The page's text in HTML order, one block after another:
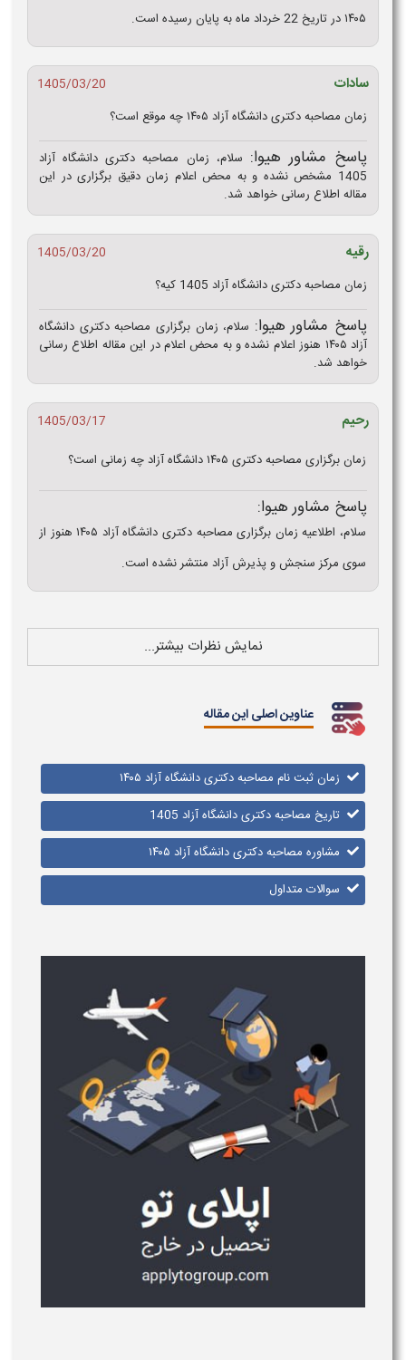
۱۴۰۵ در تاریخ 22 خرداد ماه به پایان رسیده است.
سادات
1405/03/20
زمان مصاحبه دکتری دانشگاه آزاد ۱۴۰۵ چه موقع است؟
پاسخ مشاور هیوا: سلام، زمان مصاحبه دکتری دانشگاه آزاد
1405 مشخص نشده و به محض اعلام زمان دقیق برگزاری در این
مقاله اطلاع رسانی خواهد شد.
رقیه
1405/03/20
زمان مصاحبه دکتری دانشگاه آزاد 1405 کیه؟
پاسخ مشاور هیوا: سلام، زمان برگزاری مصاحبه دکتری دانشگاه
آزاد ۱۴۰۵ هنوز اعلام نشده و به محض اعلام در این مقاله اطلاع رسانی
خواهد شد.
رحیم
1405/03/17
زمان برگزاری مصاحبه دکتری ۱۴۰۵ دانشگاه آزاد چه زمانی است؟
پاسخ مشاور هیوا:
سلام، اطلاعیه زمان برگزاری مصاحبه دکتری دانشگاه آزاد ۱۴۰۵ هنوز از
سوی مرکز سنجش و پذیرش آزاد منتشر نشده است.
نمایش نظرات بیشتر...
عناوین اصلی این مقاله
زمان ثبت نام مصاحبه دکتری دانشگاه آزاد ۱۴۰۵
تاریخ مصاحبه دکتری دانشگاه آزاد 1405
مشاوره مصاحبه دکتری دانشگاه آزاد ۱۴۰۵
سوالات متداول